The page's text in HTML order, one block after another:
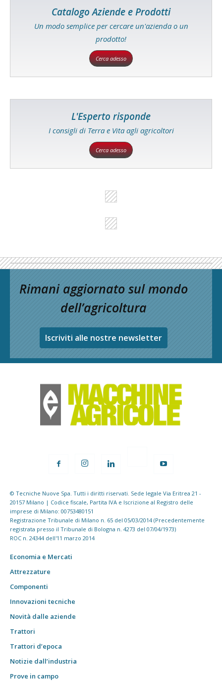
Catalogo Aziende e Prodotti
Un modo semplice per cercare un'azienda o un
prodotto!
Cerca adesso
L'Esperto risponde
I consigli di Terra e Vita agli agricoltori
Cerca adesso
Rimani aggiornato sul mondo
dell’agricoltura
Iscriviti alle nostre newsletter
© Tecniche Nuove Spa. Tutti i diritti riservati. Sede legale Via Eritrea 21 -
20157 Milano | Codice fiscale, Partita IVA e Iscrizione al Registro delle
imprese di Milano: 00753480151
Registrazione Tribunale di Milano n. 65 del 05/03/2014 (Precedentemente
registrata presso il Tribunale di Bologna n. 4273 del 07/04/1973)
ROC n. 24344 dell'11 marzo 2014
Economia e Mercati
Attrezzature
Componenti
Innovazioni tecniche
Novità dalle aziende
Trattori
Trattori d’epoca
Notizie dall’industria
Prove in campo